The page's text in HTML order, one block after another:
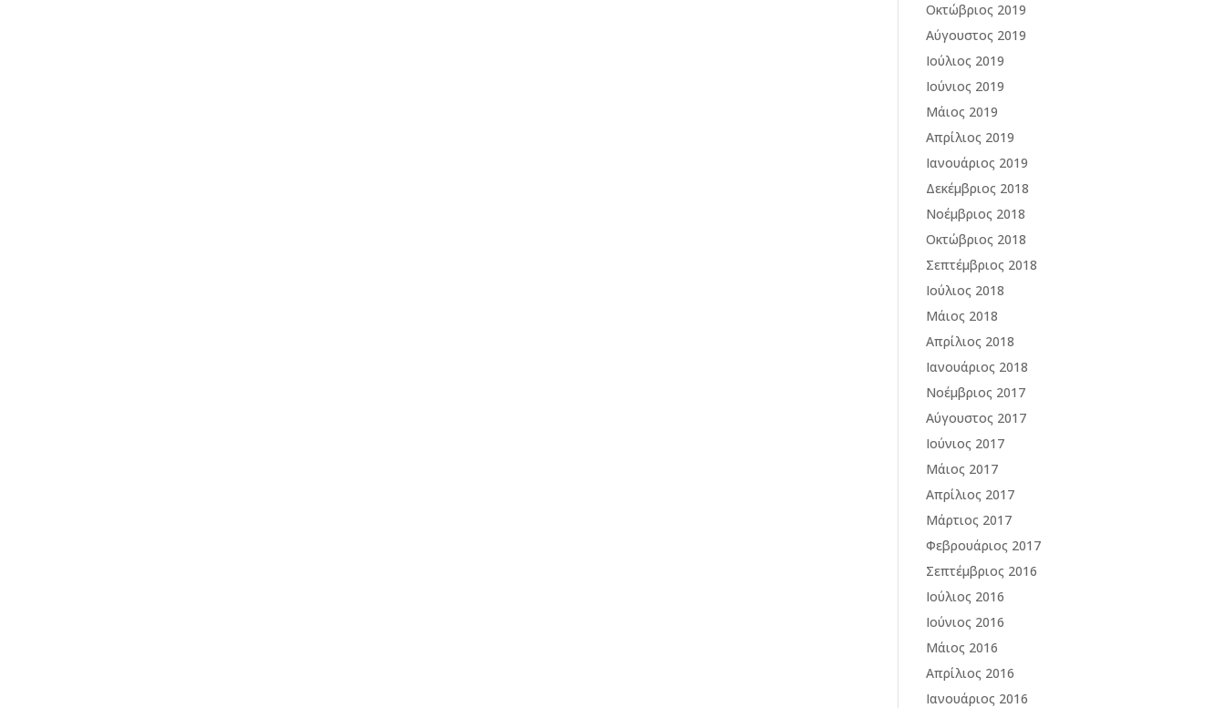
Οκτώβριος 2019
Αύγουστος 2019
Ιούλιος 2019
Ιούνιος 2019
Μάιος 2019
Απρίλιος 2019
Ιανουάριος 2019
Δεκέμβριος 2018
Νοέμβριος 2018
Οκτώβριος 2018
Σεπτέμβριος 2018
Ιούλιος 2018
Μάιος 2018
Απρίλιος 2018
Ιανουάριος 2018
Νοέμβριος 2017
Αύγουστος 2017
Ιούνιος 2017
Μάιος 2017
Απρίλιος 2017
Μάρτιος 2017
Φεβρουάριος 2017
Σεπτέμβριος 2016
Ιούλιος 2016
Ιούνιος 2016
Μάιος 2016
Απρίλιος 2016
Ιανουάριος 2016